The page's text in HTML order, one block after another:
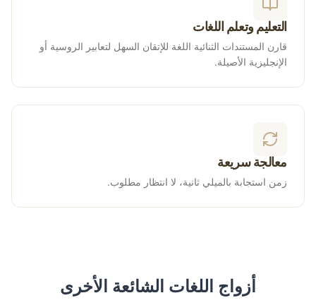
التعليم وتعلم اللغات
قارن المستندات الثنائية اللغة للإتقان السهل لتعابير الروسية أو
الإنجليزية الأصيلة.
معالجة سريعة
زمن استجابة بالميلي ثانية، لا انتظار مطلوب.
أزواج اللغات الشائعة الأخرى